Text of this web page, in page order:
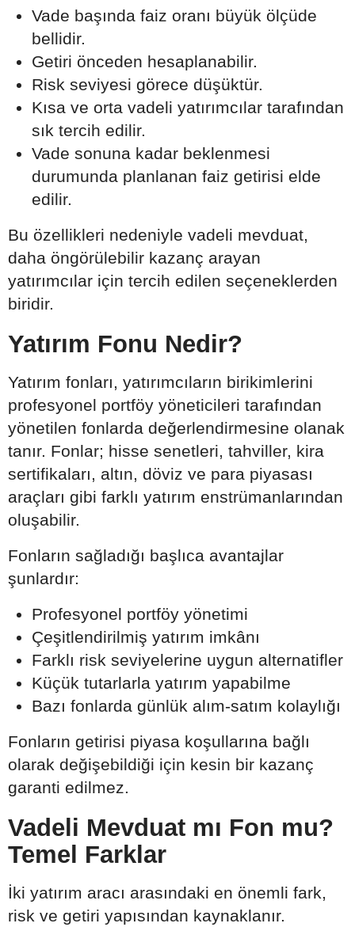
Vade başında faiz oranı büyük ölçüde
bellidir.
Getiri önceden hesaplanabilir.
Risk seviyesi görece düşüktür.
Kısa ve orta vadeli yatırımcılar tarafından
sık tercih edilir.
Vade sonuna kadar beklenmesi
durumunda planlanan faiz getirisi elde
edilir.
Bu özellikleri nedeniyle vadeli mevduat,
daha öngörülebilir kazanç arayan
yatırımcılar için tercih edilen seçeneklerden
biridir.
Yatırım Fonu Nedir?
Yatırım fonları, yatırımcıların birikimlerini
profesyonel portföy yöneticileri tarafından
yönetilen fonlarda değerlendirmesine olanak
tanır. Fonlar; hisse senetleri, tahviller, kira
sertifikaları, altın, döviz ve para piyasası
araçları gibi farklı yatırım enstrümanlarından
oluşabilir.
Fonların sağladığı başlıca avantajlar
şunlardır:
Profesyonel portföy yönetimi
Çeşitlendirilmiş yatırım imkânı
Farklı risk seviyelerine uygun alternatifler
Küçük tutarlarla yatırım yapabilme
Bazı fonlarda günlük alım-satım kolaylığı
Fonların getirisi piyasa koşullarına bağlı
olarak değişebildiği için kesin bir kazanç
garanti edilmez.
Vadeli Mevduat mı Fon mu?
Temel Farklar
İki yatırım aracı arasındaki en önemli fark,
risk ve getiri yapısından kaynaklanır.